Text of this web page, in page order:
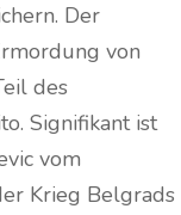
Der
von
des
Signifikant ist
vom
Krieg Belgrads